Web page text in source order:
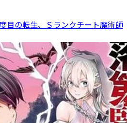
目の転生、Ｓランクチート魔術師